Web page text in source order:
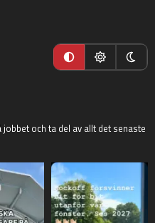
och ta del av allt det senaste